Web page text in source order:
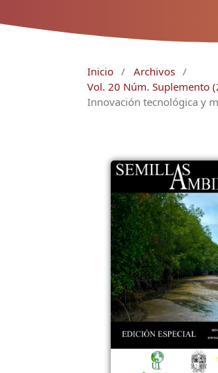
Inicio / Archivos /
Vol. 20 Núm. Suplemento
Innovación tecnológica y